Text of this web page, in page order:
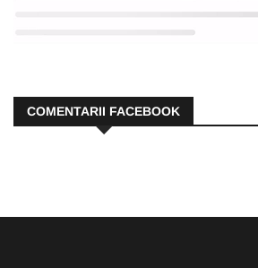
COMENTARII FACEBOOK